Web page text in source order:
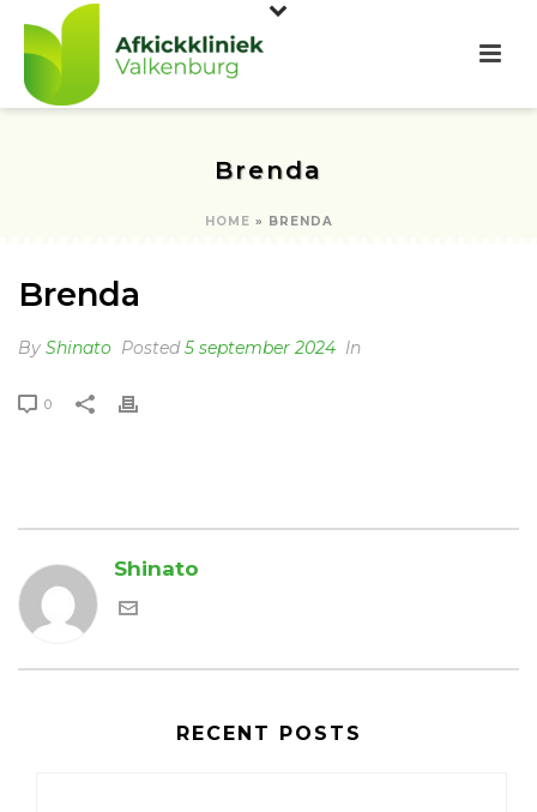
Brenda
HOME » BRENDA
Brenda
By Shinato Posted5 september 2024 In
0
Shinato
RECENT POSTS